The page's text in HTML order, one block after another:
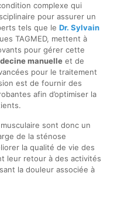
complexe qui
pour assurer un
tels que le Dr. Sylvain
TAGMED, mettent à
pour gérer cette
manuelleet de
pour le traitement
est de fournir des
afin d’optimiser la
sont donc un
de la sténose
la qualité de vie des
leur retour à des activités
la douleur associée à